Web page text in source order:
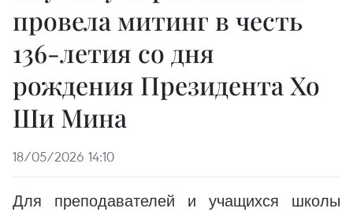
провела митинг в честь
136-летия со дня
рождения Президента Хо
Ши Мина
18/05/2026 14:10
Для преподавателей и учащихся школы